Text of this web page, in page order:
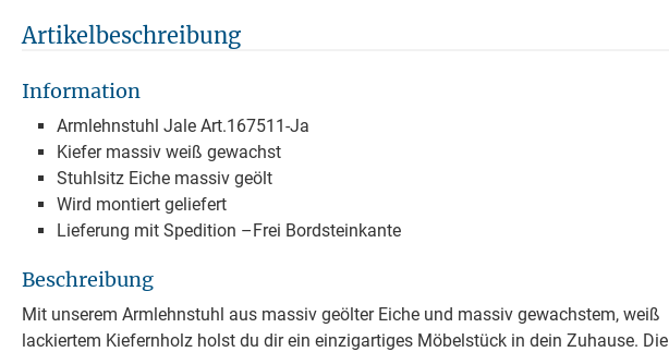
Artikelbeschreibung
Information
Armlehnstuhl Jale Art.167511-Ja
Kiefer massiv weiß gewachst
Stuhlsitz Eiche massiv geölt
Wird montiert geliefert
Lieferung mit Spedition –Frei Bordsteinkante
Beschreibung
Mit unserem Armlehnstuhl aus massiv geölter Eiche und massiv gewachstem, weiß
lackiertem Kiefernholz holst du dir ein einzigartiges Möbelstück in dein Zuhause. Die